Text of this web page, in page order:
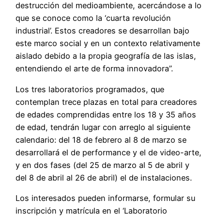
destrucción del medioambiente, acercándose a lo
que se conoce como la ‘cuarta revolución
industrial’. Estos creadores se desarrollan bajo
este marco social y en un contexto relativamente
aislado debido a la propia geografía de las islas,
entendiendo el arte de forma innovadora”.
Los tres laboratorios programados, que
contemplan trece plazas en total para creadores
de edades comprendidas entre los 18 y 35 años
de edad, tendrán lugar con arreglo al siguiente
calendario: del 18 de febrero al 8 de marzo se
desarrollará el de performance y el de video-arte,
y en dos fases (del 25 de marzo al 5 de abril y
del 8 de abril al 26 de abril) el de instalaciones.
Los interesados pueden informarse, formular su
inscripción y matrícula en el ‘Laboratorio